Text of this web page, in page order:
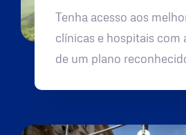
Tenha acesso aos
clínicas e hospitais com
de um plano